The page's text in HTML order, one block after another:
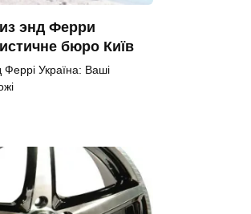
энд Ферри
бюро Київ
Феррі Україна: Ваші